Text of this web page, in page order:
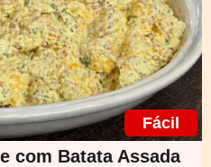
Fácil
com Batata Assada